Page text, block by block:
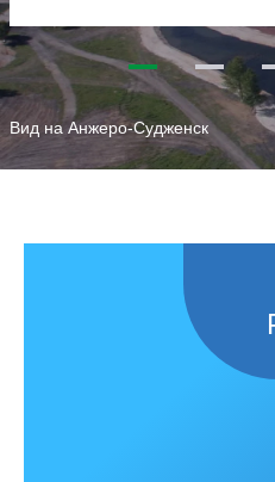
1 2
Вид на Анжеро-Судженск